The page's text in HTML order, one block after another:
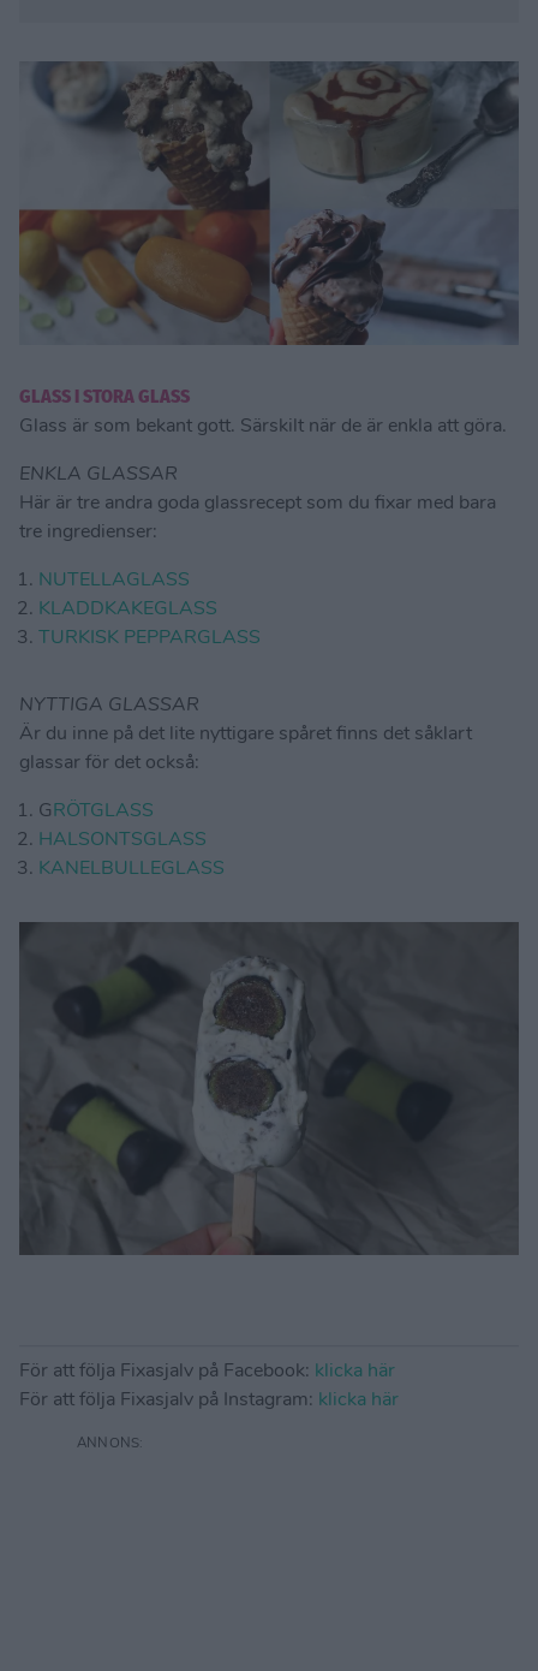
GLASS I STORA GLASS
Glass är som bekant gott. Särskilt när de är enkla att göra.
ENKLA GLASSAR
Här är tre andra goda glassrecept som du fixar med bara
tre ingredienser:
NUTELLAGLASS
KLADDKAKEGLASS
TURKISK PEPPARGLASS
NYTTIGA GLASSAR
Är du inne på det lite nyttigare spåret finns det såklart
glassar för det också:
G RÖTGLASS
HALSONTSGLASS
KANELBULLEGLASS
För att följa Fixasjalv på Facebook: klicka här
För att följa Fixasjalv på Instagram: klicka här